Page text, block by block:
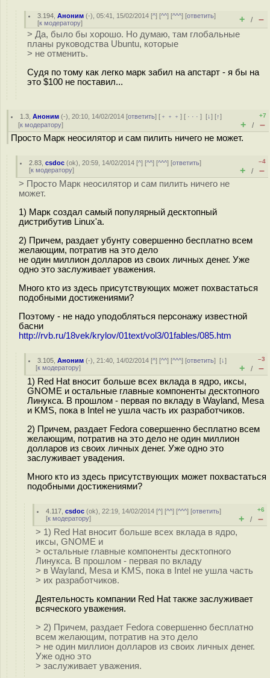
3.194 ,Аноним (-), 05:41, 15/02/2014 [^] [^^] [^^^] [ответить]
[к модератору] + / –
> Да, было бы хорошо. Но думаю, там глобальные
планы руководства Ubuntu, которые
> не отменить.
Судя по тому как легко марк забил на апстарт - я бы на
это $100 не поставил...
1.3 ,Аноним (-), 20:10, 14/02/2014 [ответить] [ ﹢﹢﹢] [ · · ·][↓] [↑]
[к модератору]
+7
+ / –
Просто Марк неосилятор и сам пилить ничего не может.
2.83 ,csdoc (ok), 20:59, 14/02/2014 [^] [^^] [^^^] [ответить]
[к модератору]
–4
+ / –
> Просто Марк неосилятор и сам пилить ничего не
может.
1) Марк создал самый популярный десктопный
дистрибутив Linux'а.
2) Причем, раздает убунту совершенно бесплатно всем
желающим, потратив на это дело
не один миллион долларов из своих личных денег. Уже
одно это заслуживает уважения.
Много кто из здесь присутствующих может похвастаться
подобными достижениями?
Поэтому - не надо уподобляться персонажу известной
басни
http://rvb.ru/18vek/krylov/01text/vol3/01fables/085.htm
3.105 ,Аноним (-), 21:40, 14/02/2014 [^] [^^] [^^^] [ответить][↓]
[к модератору]
–3
+ / –
1) Red Hat вносит больше всех вклада в ядро, иксы,
GNOME и остальные главные компоненты десктопного
Линукса. В прошлом - первая по вкладу в Wayland, Mesa
и KMS, пока в Intel не ушла часть их разработчиков.
2) Причем, раздает Fedora совершенно бесплатно всем
желающим, потратив на это дело не один миллион
долларов из своих личных денег. Уже одно это
заслуживает увадения.
Много кто из здесь присутствующих может похвастаться
подобными достижениями?
4.117 ,csdoc (ok), 22:19, 14/02/2014 [^] [^^] [^^^] [ответить]
[к модератору]
+6
+ / –
> 1) Red Hat вносит больше всех вклада в ядро,
иксы, GNOME и
> остальные главные компоненты десктопного
Линукса. В прошлом - первая по вкладу
> в Wayland, Mesa и KMS, пока в Intel не ушла часть
> их разработчиков.
Деятельность компании Red Hat также заслуживает
всяческого уважения.
> 2) Причем, раздает Fedora совершенно бесплатно
всем желающим, потратив на это дело
> не один миллион долларов из своих личных денег.
Уже одно это
> заслуживает уважения.